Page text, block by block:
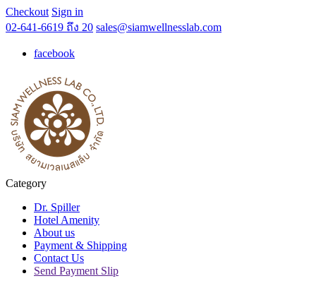
Checkout Sign in
02-641-6619 ถึง 20 sales@siamwellnesslab.com
facebook
Category
Dr. Spiller
Hotel Amenity
About us
Payment & Shipping
Contact Us
Send Payment Slip